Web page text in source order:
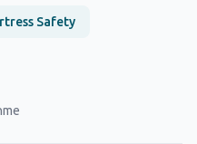
Safety